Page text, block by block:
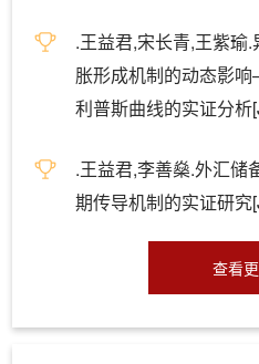
.王益君,宋长青,王紫瑜
胀形成机制的动态影
利普斯曲线的实证分
.王益君,李善燊.外汇储
期传导机制的实证研究
查看